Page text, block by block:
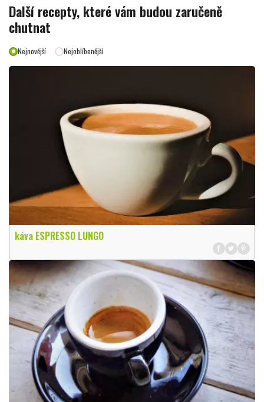
Další recepty, které vám budou zaručeně
chutnat
Nejnovější Nejoblíbenější
káva ESPRESSO LUNGO